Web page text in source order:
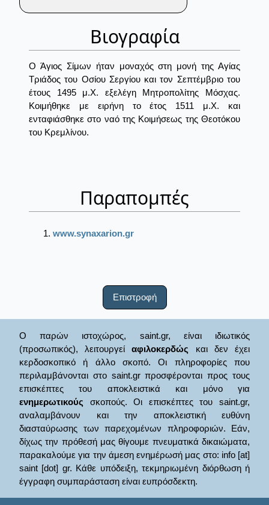
Βιογραφία
Ο Άγιος Σίμων ήταν μοναχός στη μονή της Αγίας
Τριάδος του Οσίου Σεργίου και τον Σεπτέμβριο του
έτους 1495 μ.Χ. εξελέγη Μητροπολίτης Μόσχας.
Κοιμήθηκε με ειρήνη το έτος 1511 μ.Χ. και
ενταφιάσθηκε στο ναό της Κοιμήσεως της Θεοτόκου
του Κρεμλίνου.
Παραπομπές
www.synaxarion.gr
Επιστροφή
Ο παρών ιστοχώρος, saint.gr, είναι ιδιωτικός
(προσωπικός), λειτουργείαφιλοκερδώς και δεν έχει
κερδοσκοπικό ή άλλο σκοπό. Οι πληροφορίες που
περιλαμβάνονται στο saint.gr προσφέρονται προς τους
επισκέπτες του αποκλειστικά και μόνο για
ενημερωτικούς σκοπούς. Οι επισκέπτες του saint.gr,
αναλαμβάνουν και την αποκλειστική ευθύνη
διασταύρωσης των παρεχομένων πληροφοριών. Εάν,
δίχως την πρόθεσή μας θίγουμε πνευματικά δικαιώματα,
παρακαλούμε για την άμεση ενημέρωσή μας στο: info [at]
saint [dot] gr. Κάθε υπόδειξη, τεκμηριωμένη διόρθωση ή
έγγραφη συμπαράσταση είναι ευπρόσδεκτη.